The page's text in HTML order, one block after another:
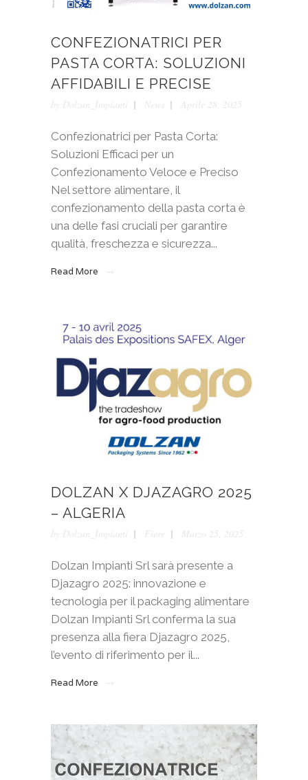
CONFEZIONATRICI PER
PASTA CORTA: SOLUZIONI
AFFIDABILI E PRECISE
by Dolzan_Impianti News Aprile 28, 2025
Confezionatrici per Pasta Corta:
Soluzioni Efficaci per un
Confezionamento Veloce e Preciso
Nel settore alimentare, il
confezionamento della pasta corta è
una delle fasi cruciali per garantire
qualità, freschezza e sicurezza...
Read More
DOLZAN X DJAZAGRO 2025
– ALGERIA
by Dolzan_Impianti Fiere Marzo 25, 2025
Dolzan Impianti Srl sarà presente a
Djazagro 2025: innovazione e
tecnologia per il packaging alimentare
Dolzan Impianti Srl conferma la sua
presenza alla fiera Djazagro 2025,
l’evento di riferimento per il...
Read More